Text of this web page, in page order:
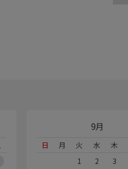
9月
日 月 火 水 木
1
2 3